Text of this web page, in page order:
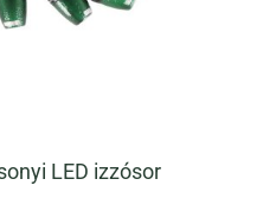
LED izzósor